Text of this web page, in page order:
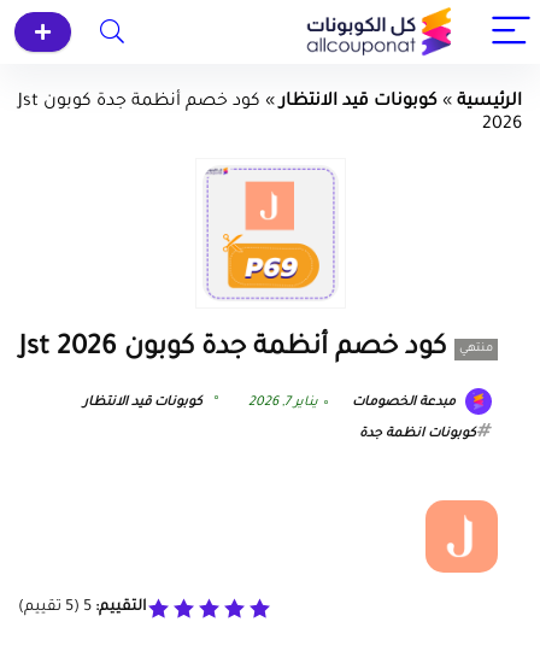
الرئيسية » كوبونات قيد الانتظار»
كود خصم أنظمة جدة كوبون Jst
2026
منتهي كود خصم أنظمة جدة كوبون Jst 2026
مبدعة الخصومات يناير 7, 2026 كوبونات قيد الانتظار
كوبونات انظمة جدة
التقييم: 5
(
5 تقييم)